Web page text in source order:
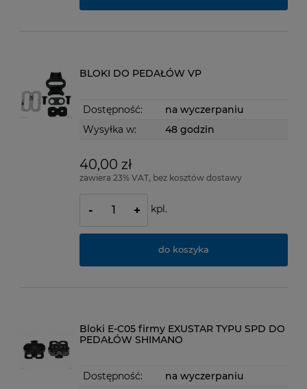
BLOKI DO PEDAŁÓW VP
Dostępność:
na wyczerpaniu
Wysyłka w:
48 godzin
40,00 zł
zawiera 23% VAT, bez kosztów dostawy
- + kpl.
do koszyka
Bloki E-C05 firmy EXUSTAR TYPU SPD DO
PEDAŁÓW SHIMANO
Dostępność:
na wyczerpaniu